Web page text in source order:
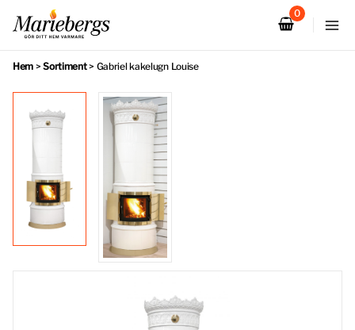
innehåll
Hem >Sortiment> Gabriel kakelugn Louise